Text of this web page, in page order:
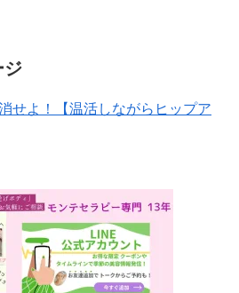
ジ
せよ！【温活しながらヒップア